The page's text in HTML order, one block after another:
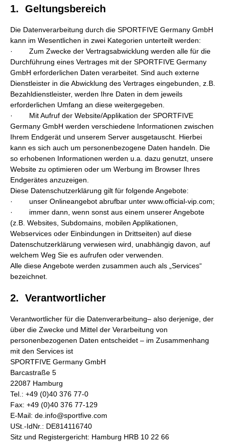
1. Geltungsbereich
Die Datenverarbeitung durch die SPORTFIVE Germany GmbH
kann im Wesentlichen in zwei Kategorien unterteilt werden:
· Zum Zwecke der Vertragsabwicklung werden alle für die
Durchführung eines Vertrages mit der SPORTFIVE Germany
GmbH erforderlichen Daten verarbeitet. Sind auch externe
Dienstleister in die Abwicklung des Vertrages eingebunden, z.B.
Bezahldienstleister, werden Ihre Daten in dem jeweils
erforderlichen Umfang an diese weitergegeben.
· Mit Aufruf der Website/Applikation der SPORTFIVE
Germany GmbH werden verschiedene Informationen zwischen
Ihrem Endgerät und unserem Server ausgetauscht. Hierbei
kann es sich auch um personenbezogene Daten handeln. Die
so erhobenen Informationen werden u.a. dazu genutzt, unsere
Website zu optimieren oder um Werbung im Browser Ihres
Endgerätes anzuzeigen.
Diese Datenschutzerklärung gilt für folgende Angebote:
· unser Onlineangebot abrufbar unter www.official-vip.com;
· immer dann, wenn sonst aus einem unserer Angebote
(z.B. Websites, Subdomains, mobilen Applikationen,
Webservices oder Einbindungen in Drittseiten) auf diese
Datenschutzerklärung verwiesen wird, unabhängig davon, auf
welchem Weg Sie es aufrufen oder verwenden.
Alle diese Angebote werden zusammen auch als „Services“
bezeichnet.
2. Verantwortlicher
Verantwortlicher für die Datenverarbeitung– also derjenige, der
über die Zwecke und Mittel der Verarbeitung von
personenbezogenen Daten entscheidet – im Zusammenhang
mit den Services ist
SPORTFIVE Germany GmbH
Barcastraße 5
22087 Hamburg
Tel.: +49 (0)40 376 77-0
Fax: +49 (0)40 376 77-129
E-Mail: de.info@sportfive.com
USt.-IdNr.: DE814116740
Sitz und Registergericht: Hamburg HRB 10 22 66